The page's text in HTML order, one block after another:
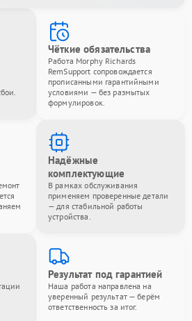
Чёткие обязательства
Работа Morphy Richards
RemSupport сопровождается
прописанными гарантийными
условиями — без размытых
формулировок.
Надёжные
комплектующие
В рамках обслуживания
применяем проверенные детали
— для стабильной работы
устройства.
Результат под гарантией
Наша работа направлена на
уверенный результат — берём
ответственность за итог.